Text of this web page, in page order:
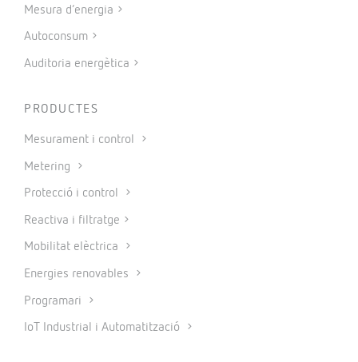
Mesura d’energia
Autoconsum
Auditoria energètica
PRODUCTES
Mesurament i control
Metering
Protecció i control
Reactiva i filtratge
Mobilitat elèctrica
Energies renovables
Programari
IoT Industrial i Automatització